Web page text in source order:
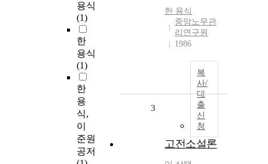
용식
(1)
한
용식
(1)
한
용
식,
이
준원
공저
한 용식
중앙노무관
리연구원
1986
복
사/
대
출
신
청
3
고전소설론